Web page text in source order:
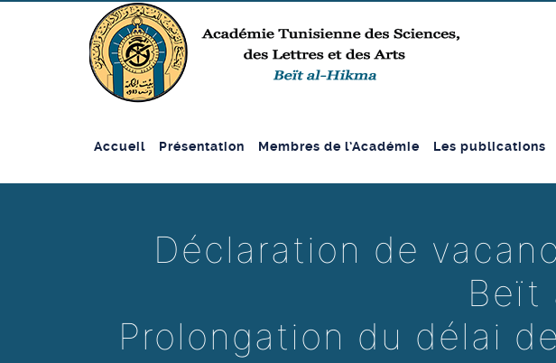
Accueil Présentation Membres de l’Académie Les publications
Déclaration de
Beït
Prolongation du délai